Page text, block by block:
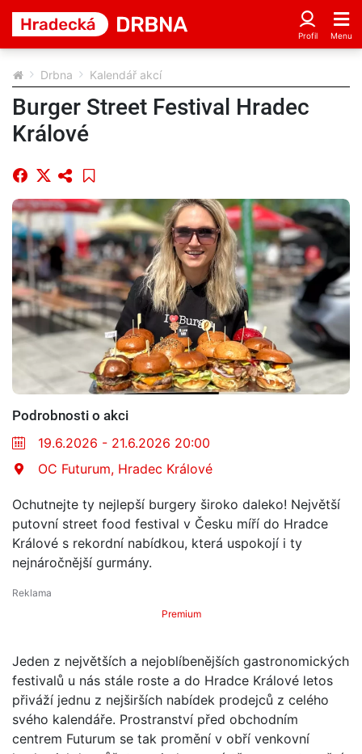
Drbna Kalendář akcí
Burger Street Festival Hradec
Králové
Podrobnosti o akci
19.6.2026 - 21.6.2026 20:00
OC Futurum, Hradec Králové
Ochutnejte ty nejlepší burgery široko daleko! Největší
putovní street food festival v Česku míří do Hradce
Králové s rekordní nabídkou, která uspokojí i ty
nejnáročnější gurmány.
Premium
Jeden z největších a nejoblíbenějších gastronomických
festivalů u nás stále roste a do Hradce Králové letos
přiváží jednu z nejširších nabídek prodejců z celého
svého kalendáře. Prostranství před obchodním
centrem Futurum se tak promění v obří venkovní